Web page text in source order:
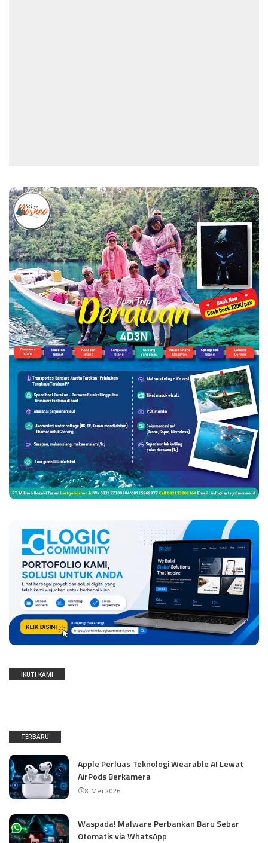
IKUTI KAMI
TERBARU
Apple Perluas Teknologi Wearable AI Lewat
AirPods Berkamera
8 Mei 2026
Waspada! Malware Perbankan Baru Sebar
Otomatis via WhatsApp